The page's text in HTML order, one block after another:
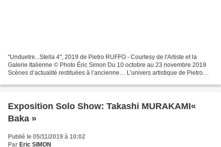
"Unduetre...Stella 4", 2019 de Pietro RUFFO - Courtesy de l'Artiste et la
Galerie Italienne © Photo Éric Simon Du 10 octobre au 23 novembre 2019
Scènes d’actualité restituées à l’ancienne… L’univers artistique de Pietro
Exposition Solo Show: Takashi MURAKAMI«
Baka »
Publié le 05/11/2019 à 10:02
Par Eric SIMON